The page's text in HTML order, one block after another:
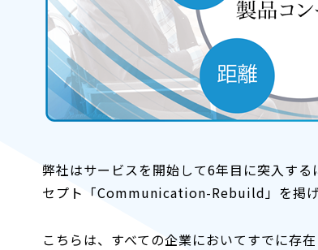
弊社はサービスを開始して6年目に突入す
セプト「Communication-Rebuild」を掲げ
こちらは、すべての企業においてすでに存